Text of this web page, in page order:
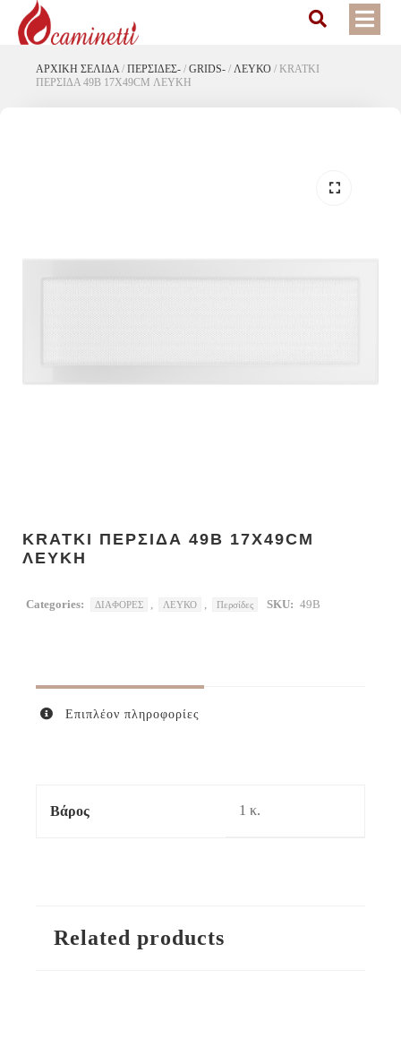
ΑΡΧΙΚΉ ΣΕΛΊΔΑ / ΠΕΡΣΙΔΕΣ- / GRIDS- / ΛΕΥΚΟ / KRATKI
ΠΕΡΣΙΔΑ 49B 17X49CM ΛΕΥΚΗ
KRATKI ΠΕΡΣΙΔΑ 49B 17X49CM
ΛΕΥΚΗ
Categories: ΔΙΑΦΟΡΕΣ , ΛΕΥΚΟ , Περσίδες SKU: 49B
Επιπλέον πληροφορίες
Βάρος 1 κ.
Related products